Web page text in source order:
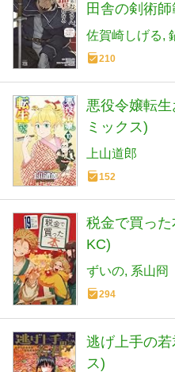
田舎の剣術
弟子たちが俺
(ヤングチャ
佐賀崎しげる
210
悪役令嬢転
ミックス)
上山道郎
152
税金で買っ
KC)
ずいの 系山冏
294
逃げ上手の
ス)